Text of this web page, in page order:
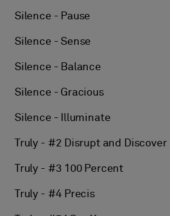
Silence - Pause
Silence - Sense
Silence - Balance
Silence - Gracious
Silence - Illuminate
Truly - #2 Disrupt and Discover
Truly - #3 100 Percent
Truly - #4 Precis